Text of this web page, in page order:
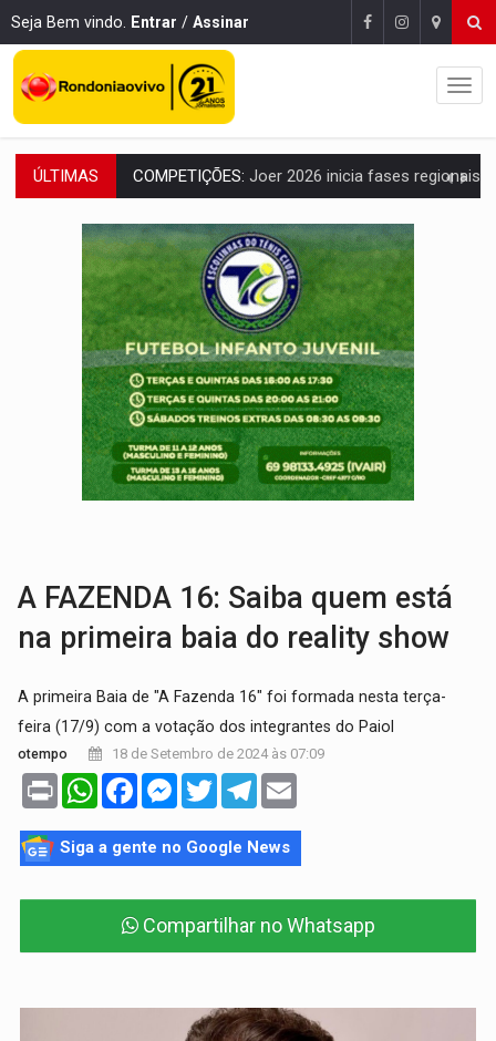
Seja Bem vindo. Entrar / Assinar
ÚLTIMAS PERIGO:Moradores denunciam escuridão e insegurança na Estrada
COLIGAÇÃO:Reabertura de ação no TSE pode resultar em cassação de prefeita
INCLUSÃO:APAE Porto Velho abre inscrições para
CLUBE DOS R$ 00,00:21 candidatos declaram patrimônio zero em Rondônia
INTERIOR:Ouro Preto do Oeste realiza Cavalgada da Expo Show
DESENVOLVIMENTO:Ideb avança nos anos iniciais do ensino
VULGO 'UNIÃO':Chefe de facção criminosa é preso durante
Publicação Legal:CONVOCAÇÃO DAS ELEIÇÕES:
A FAZENDA 16: Saiba quem está
na primeira baia do reality show
A primeira Baia de "A Fazenda 16" foi formada nesta terça-
feira (17/9) com a votação dos integrantes do Paiol
otempo 18 de Setembro de 2024 às 07:09
Print WhatsAppFacebookMessenger
TwitterTelegram
Siga a gente no Google News
Compartilhar no Whatsapp